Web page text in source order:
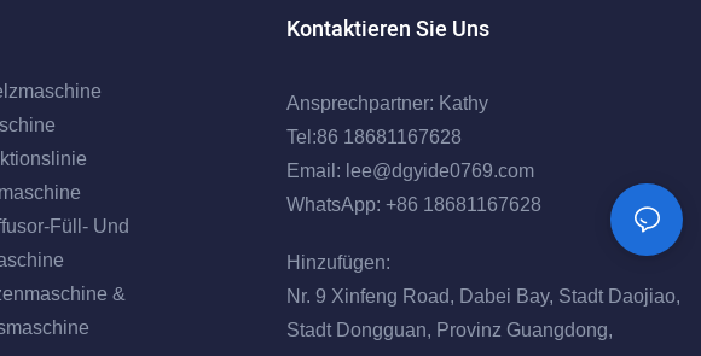
Füll- Und
&
Kontaktieren Sie Uns
Ansprechpartner: Kathy
Tel:86 18681167628
Email: lee@dgyide0769.com
WhatsApp: +86 18681167628
Hinzufügen:
Nr. 9 Xinfeng Road, Dabei Bay, Stadt Daojiao,
Stadt Dongguan, Provinz Guangdong,